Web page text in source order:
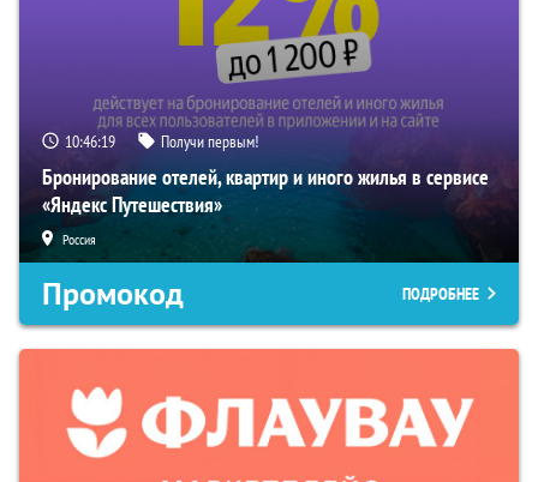
10:46:18 Получи первым!
Бронирование отелей, квартир и иного жилья в сервисе
«Яндекс Путешествия»
Россия
Промокод ПОДРОБНЕЕ